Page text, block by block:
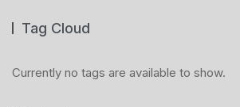
Tag Cloud
Currently no tags are available to show.